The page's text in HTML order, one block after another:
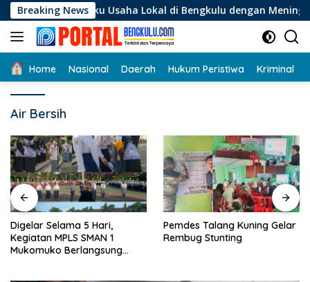
Langsung
ke
konten
Breaking News
Pelaku Usaha Lokal di Bengkulu dengan Meningkatkan
Home Nasional Daerah Hukum Peristiwa Kriminal
Air Bersih
Digelar Selama 5 Hari,
Kegiatan MPLS SMAN 1
Mukomuko Berlangsung
Pemdes Talang Kuning Gelar
Rembug Stunting